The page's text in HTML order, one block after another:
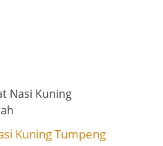
Nasi Kuning